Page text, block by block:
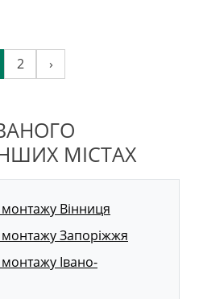
2 ›
МІСТАХ
Вінниця
Запоріжжя
Івано-